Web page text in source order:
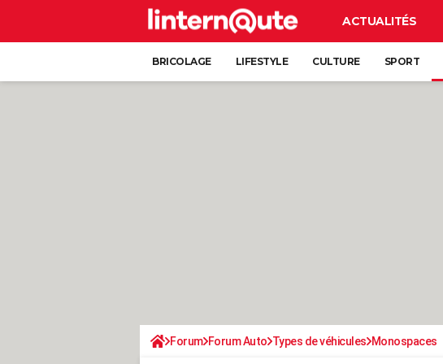
ACTUALITÉS
BRICOLAGE LIFESTYLE CULTURE SPORT
Forum Forum Auto Types de véhicules Monospaces